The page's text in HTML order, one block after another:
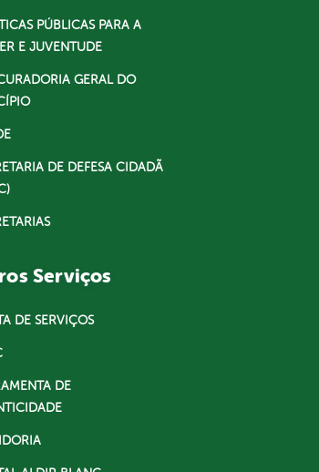
PÚBLICAS PARA A
E JUVENTUDE
GERAL DO
DE DEFESA CIDADÃ
Serviços
DE SERVIÇOS
DE